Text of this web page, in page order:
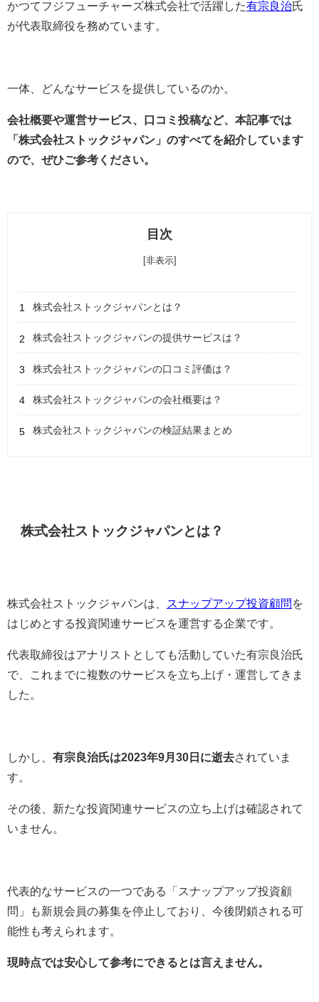
かつてフジフューチャーズ株式会社で活躍した有宗良治氏
が代表取締役を務めています。
一体、どんなサービスを提供しているのか。
会社概要や運営サービス、口コミ投稿など、本記事では
「株式会社ストックジャパン」のすべてを紹介しています
ので、ぜひご参考ください。
目次
[非表示]
株式会社ストックジャパンとは？
株式会社ストックジャパンの提供サービスは？
株式会社ストックジャパンの口コミ評価は？
株式会社ストックジャパンの会社概要は？
株式会社ストックジャパンの検証結果まとめ
株式会社ストックジャパンとは？
株式会社ストックジャパンは、 スナップアップ投資顧問 を
はじめとする投資関連サービスを運営する企業です。
代表取締役はアナリストとしても活動していた有宗良治氏
で、これまでに複数のサービスを立ち上げ・運営してきま
した。
しかし、 有宗良治氏は2023年9月30日に逝去されていま
す。
その後、新たな投資関連サービスの立ち上げは確認されて
いません。
代表的なサービスの一つである「スナップアップ投資顧
問」も新規会員の募集を停止しており、今後閉鎖される可
能性も考えられます。
現時点では安心して参考にできるとは言えません。